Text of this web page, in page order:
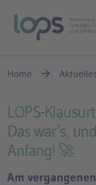
Home Aktuelles
LOPS-
Das war’s,
Anfang! 🚀
Am